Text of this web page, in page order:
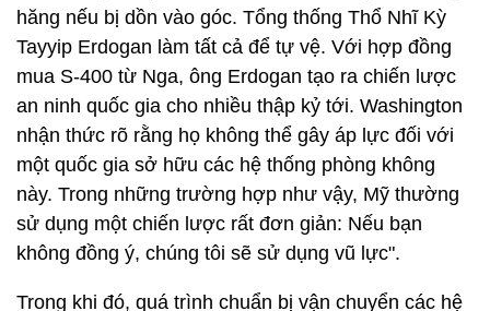
hăng nếu bị dồn vào góc. Tổng thống Thổ Nhĩ Kỳ
Tayyip Erdogan làm tất cả để tự vệ. Với hợp đồng
mua S-400 từ Nga, ông Erdogan tạo ra chiến lược
an ninh quốc gia cho nhiều thập kỷ tới. Washington
nhận thức rõ rằng họ không thể gây áp lực đối với
một quốc gia sở hữu các hệ thống phòng không
này. Trong những trường hợp như vậy, Mỹ thường
sử dụng một chiến lược rất đơn giản: Nếu bạn
không đồng ý, chúng tôi sẽ sử dụng vũ lực".
Trong khi đó, quá trình chuẩn bị vận chuyển các hệ